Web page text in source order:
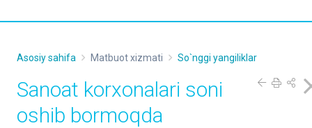
Asosiy sahifa Matbuot xizmati So`nggi yangiliklar
Sanoat korxonalari soni
oshib bormoqda